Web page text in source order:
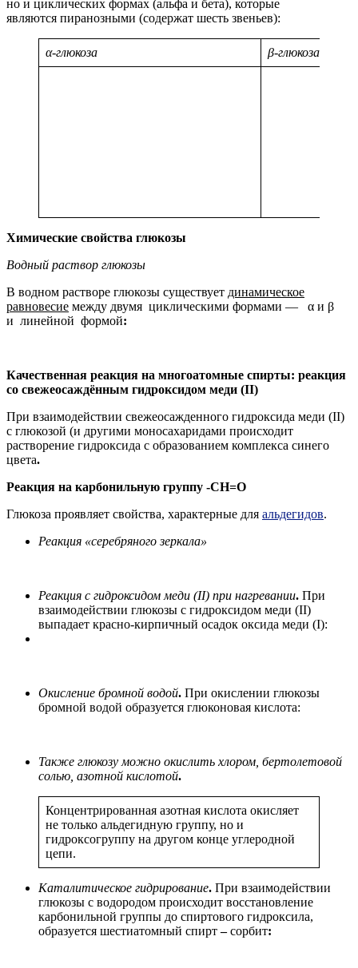
но и циклических формах (альфа и бета), которые
являются пиранозными (содержат шесть звеньев):
α-глюкоза β-глюкоза
Химические свойства глюкозы
Водный раствор глюкозы
В водном растворе глюкозы существует динамическое
равновесие между двумя циклическими формами — α и β
и линейной формой:
Качественная реакция на многоатомные спирты: реакция
со свежеосаждённым гидроксидом меди (II)
При взаимодействии свежеосажденного гидроксида меди (II)
с глюкозой (и другими моносахаридами происходит
растворение гидроксида с образованием комплекса синего
цвета.
Реакция на карбонильную группу -CH=O
Глюкоза проявляет свойства, характерные для альдегидов.
Реакция «серебряного зеркала»
Реакция с гидроксидом меди (II) при нагревании. При
взаимодействии глюкозы с гидроксидом меди (II)
выпадает красно-кирпичный осадок оксида меди (I):
Окисление бромной водой. При окислении глюкозы
бромной водой образуется глюконовая кислота:
Также глюкозу можно окислить хлором, бертолетовой
солью, азотной кислотой.
Концентрированная азотная кислота окисляет
не только альдегидную группу, но и
гидроксогруппу на другом конце углеродной
цепи.
Каталитическое гидрирование. При взаимодействии
глюкозы с водородом происходит восстановление
карбонильной группы до спиртового гидроксила,
образуется шестиатомный спирт–сорбит: